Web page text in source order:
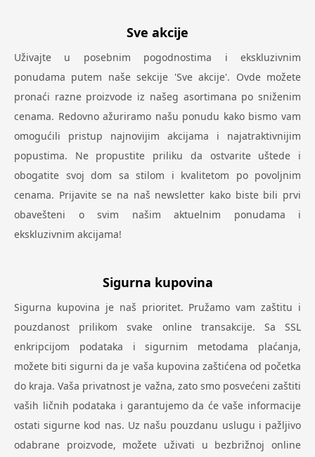
Sve akcije
Uživajte u posebnim pogodnostima i ekskluzivnim
ponudama putem naše sekcije 'Sve akcije'. Ovde možete
pronaći razne proizvode iz našeg asortimana po sniženim
cenama. Redovno ažuriramo našu ponudu kako bismo vam
omogućili pristup najnovijim akcijama i najatraktivnijim
popustima. Ne propustite priliku da ostvarite uštede i
obogatite svoj dom sa stilom i kvalitetom po povoljnim
cenama. Prijavite se na naš newsletter kako biste bili prvi
obavešteni o svim našim aktuelnim ponudama i
ekskluzivnim akcijama!
Sigurna kupovina
Sigurna kupovina je naš prioritet. Pružamo vam zaštitu i
pouzdanost prilikom svake online transakcije. Sa SSL
enkripcijom podataka i sigurnim metodama plaćanja,
možete biti sigurni da je vaša kupovina zaštićena od početka
do kraja. Vaša privatnost je važna, zato smo posvećeni zaštiti
vaših ličnih podataka i garantujemo da će vaše informacije
ostati sigurne kod nas. Uz našu pouzdanu uslugu i pažljivo
odabrane proizvode, možete uživati u bezbrižnoj online